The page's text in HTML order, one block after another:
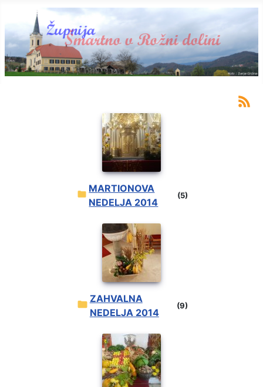
MARTIONOVA
NEDELJA 2014
(5)
ZAHVALNA
NEDELJA 2014
(9)